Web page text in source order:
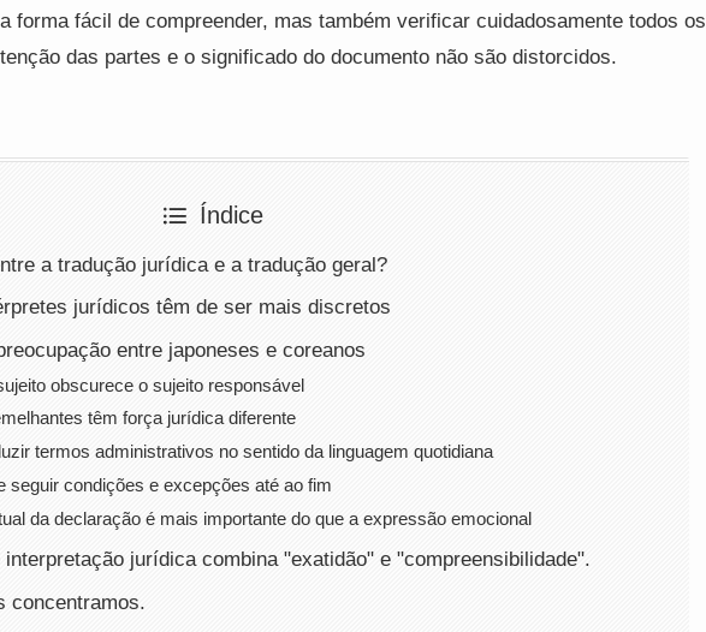
forma fácil de compreender, mas também verificar cuidadosamente todos os
das partes e o significado do documento não são distorcidos.
Índice
a tradução jurídica e a tradução geral?
jurídicos têm de ser mais discretos
entre japoneses e coreanos
obscurece o sujeito responsável
têm força jurídica diferente
termos administrativos no sentido da linguagem quotidiana
seguir condições e excepções até ao fim
da declaração é mais importante do que a expressão emocional
jurídica combina "exatidão" e "compreensibilidade".
concentramos.